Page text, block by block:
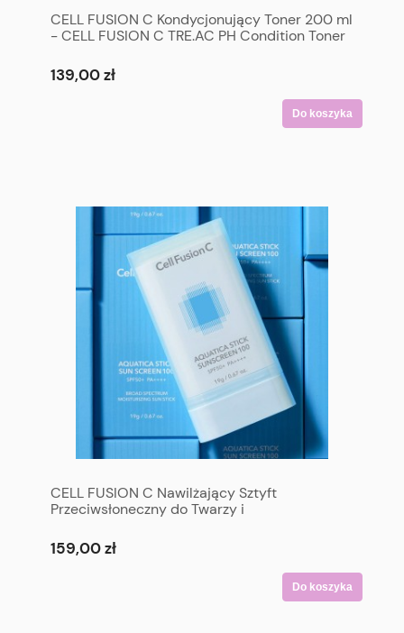
CELL FUSION C Kondycjonujący Toner 200 ml
- CELL FUSION C TRE.AC PH Condition Toner
139,00 zł
Do koszyka
CELL FUSION C Nawilżający Sztyft
Przeciwsłoneczny do Twarzy i
Aquatica Stick Sunscreen 100 SPF 50+/PA+++
19 g
159,00 zł
Do koszyka